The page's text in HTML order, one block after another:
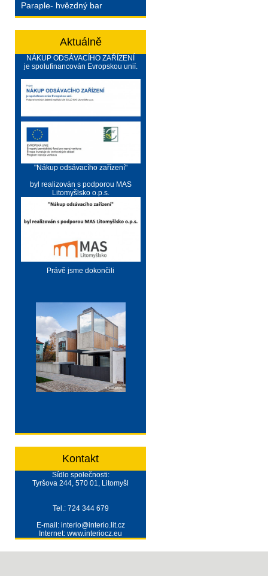
Paraple- hvězdný bar
Aktuálně
NÁKUP ODSÁVACÍHO ZAŘÍZENÍ
je spolufinancován Evropskou unií.
"Nákup odsávacího zařízení"
byl realizován s podporou MAS
Litomyšlsko o.p.s.
Právě jsme dokončili
Kontakt
Sídlo společnosti:
Tyršova 244, 570 01, Litomyšl
Tel.: 724 344 679
E-mail: interio@interio.lit.cz
Internet: www.interiocz.eu